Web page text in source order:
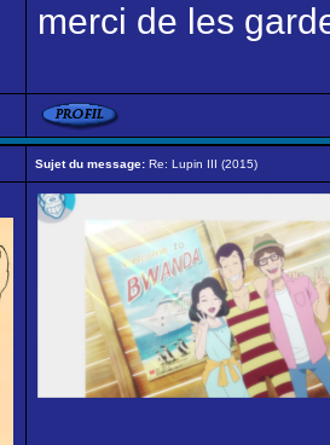
merci de les
Sujet du message: Re: Lupin III (2015)